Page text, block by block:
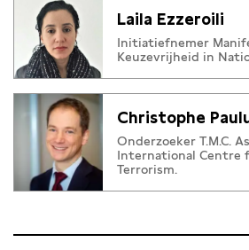
Laila Ezzeroili
Initiatiefnemer
Keuzevrijheid in
Christophe
Onderzoeker T.M.C.
International Centre
Terrorism.